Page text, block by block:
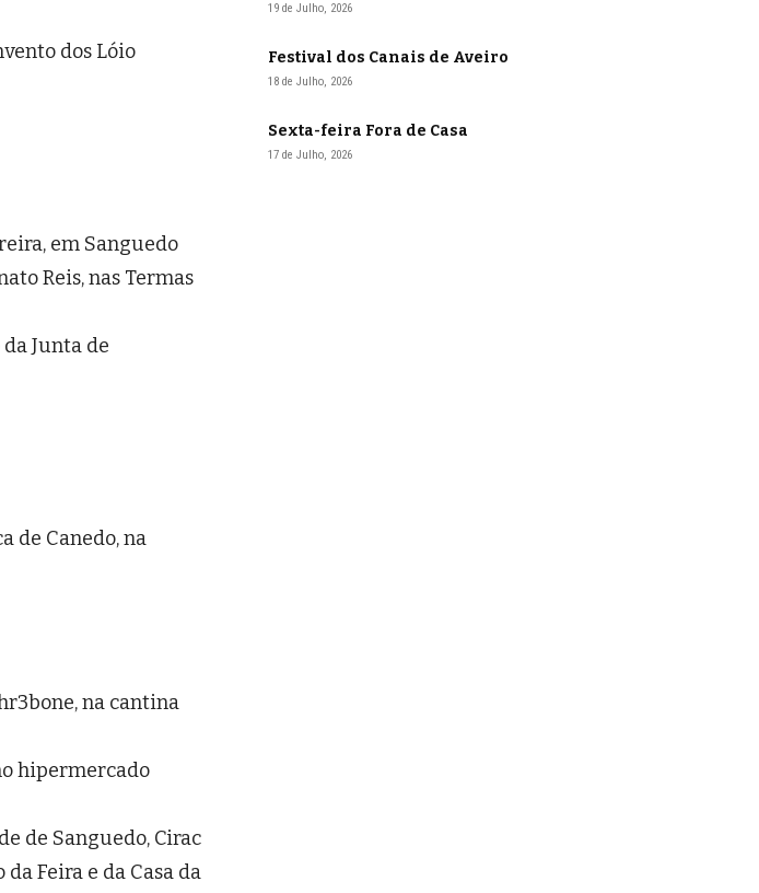
dos Lóio
em Sanguedo
Reis, nas Termas
Junta de
de Canedo, na
na cantina
hipermercado
de Sanguedo, Cirac
da Feira e da Casa da
19 de Julho, 2026
Festival dos Canais de Aveiro
18 de Julho, 2026
Sexta-feira Fora de Casa
17 de Julho, 2026